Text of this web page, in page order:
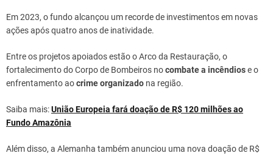
Em 2023, o fundo alcançou um recorde de investimentos em novas
ações após quatro anos de inatividade.
Entre os projetos apoiados estão o Arco da Restauração, o
fortalecimento do Corpo de Bombeiros nocombate a incêndiose o
enfrentamento aocrime organizado na região.
Saiba mais:União Europeia fará doação de R$ 120 milhões ao
Fundo Amazônia
Além disso, a Alemanha também anunciou uma nova doação de R$